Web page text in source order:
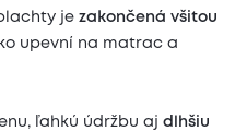
jezakončená všitou
upevní na matrac a
ľahkú údržbu ajdlhšiu